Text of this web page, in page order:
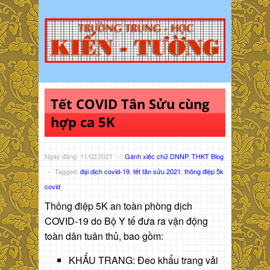
Tết COVID Tân Sửu cùng
hợp ca 5K
Ngày đăng: 11/02/2021 - Gánh xiếc chữ DNNP, THKT Blog
- Tagged: đại dịch covid-19 tết tân sửu 2021 thông điệp 5k
covid
Thông điệp 5K an toàn phòng dịch
COVID-19 do Bộ Y tế đưa ra vận động
toàn dân tuân thủ, bao gồm:
KHẨU TRANG: Đeo khẩu trang vải